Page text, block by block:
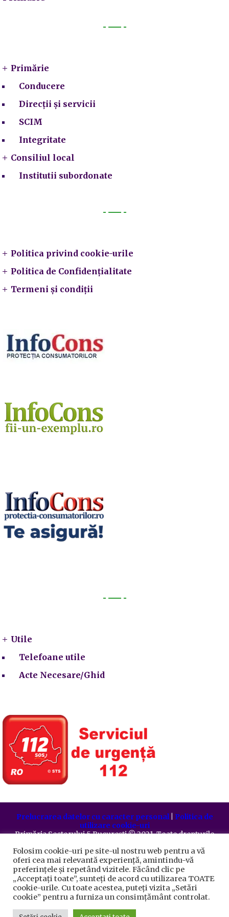
Primărie
Conducere
Direcții și servicii
SCIM
Integritate
Consiliul local
Institutii subordonate
Politica privind cookie-urile
Politica de Confidențialitate
Termeni și condiții
Utile
Telefoane utile
Acte Necesare/Ghid
Prelucrarea datelor cu caracter personal| Politica de
utilizare cookie-uri
Primăria Sectorului 5 București©️2021. Toate drepturile
Folosim cookie-uri pe site-ul nostru web pentru a vă
oferi cea mai relevantă experiență, amintindu-vă
preferințele și repetând vizitele. Făcând clic pe
„Acceptați toate”, sunteți de acord cu utilizarea TOATE
cookie-urile. Cu toate acestea, puteți vizita „Setări
cookie” pentru a furniza un consimțământ controlat.